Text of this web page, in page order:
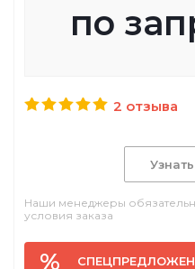
по
2 отзыва
Наши менеджеры
условия заказа